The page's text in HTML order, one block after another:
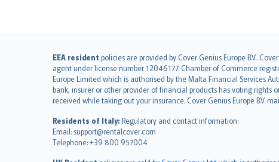
EEA resident policies are provided by Cover Genius Europe B.V..
agent under license number 12046177. Chamber of Commerce
Europe Limited which is authorised by the Malta Financial Services
bank, insurer or other provider of financial products has voting rights
received while taking out your insurance. Cover Genius Europe B.V.
Residents of Italy: Regulatory and contact information:
Email: support@rentalcover.com
Telephone: +39 800 957004
English (UK)
English (US)
Deutsch
français
Nederlands
español
italiano
简体中文